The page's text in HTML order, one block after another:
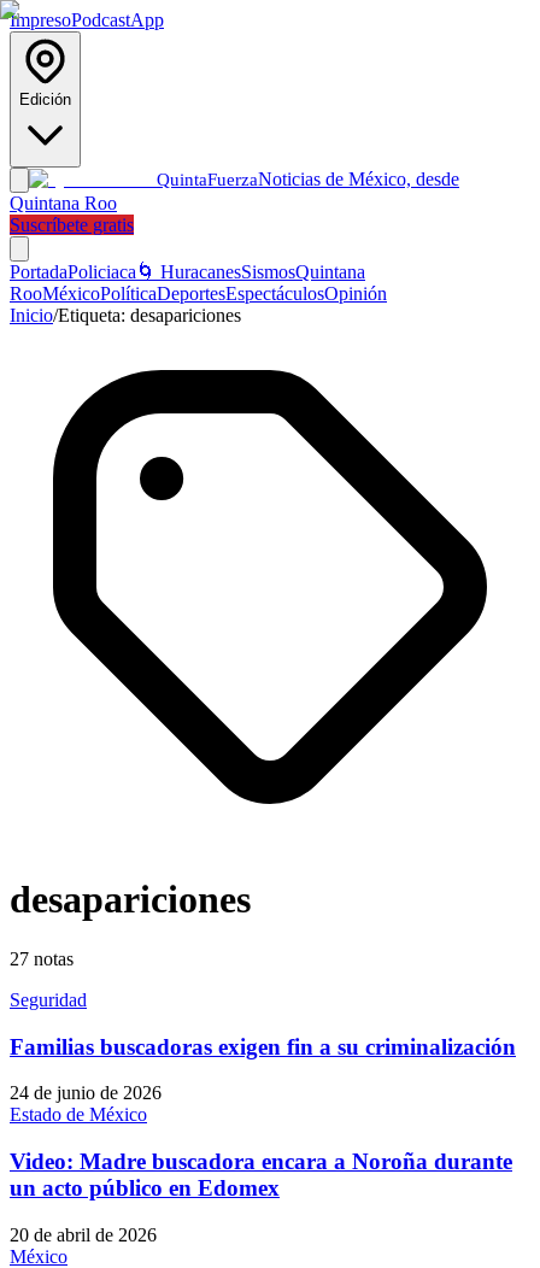
ImpresoPodcastApp
Edición
QuintaFuerzaNoticias de México, desde
Quintana Roo
Suscríbete gratis
PortadaPoliciaca 🌀 HuracanesSismosQuintana
RooMéxicoPolíticaDeportesEspectáculosOpinión
Inicio/Etiqueta: desapariciones
desapariciones
27 notas
Seguridad
Familias buscadoras exigen fin a su criminalización
24 de junio de 2026
Estado de México
Video: Madre buscadora encara a Noroña durante
un acto público en Edomex
20 de abril de 2026
México